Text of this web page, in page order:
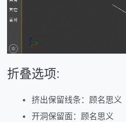
折叠选项:
挤出保留线条：顾名思义
开洞保留面：顾名思义